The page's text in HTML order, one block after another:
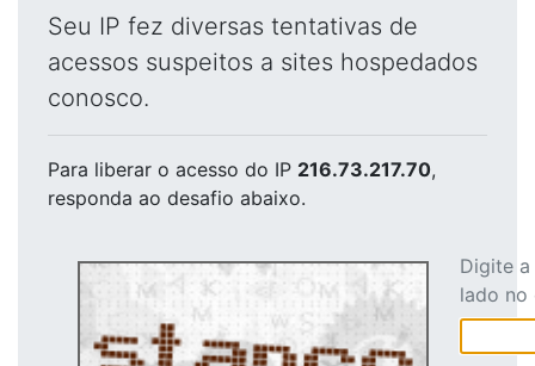
Seu IP fez diversas tentativas de
acessos suspeitos a sites hospedados
conosco.
Para liberar o acesso do IP 216.73.217.70,
responda ao desafio abaixo.
Digite
lado no